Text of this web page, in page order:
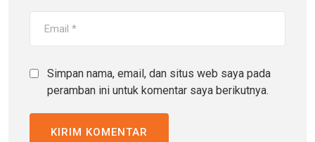
Simpan nama, email, dan situs web saya pada
peramban ini untuk komentar saya berikutnya.